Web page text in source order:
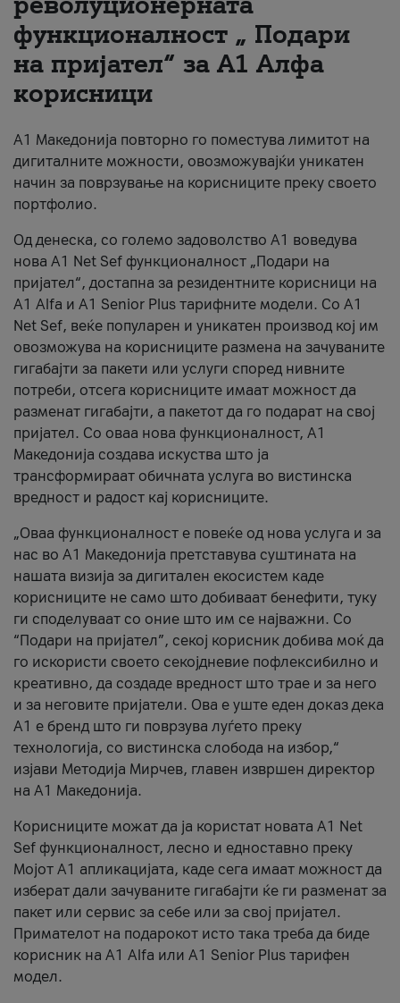
За нас
#ПодобарОнлајн
функционалност „ Подари
на пријател“ за А1 Алфа
корисници
А1 Македонија повторно го поместува лимитот на
дигиталните можности, овозможувајќи уникатен
начин за поврзување на корисниците преку своето
портфолио.
Од денеска, со големо задоволство А1 воведува
нова A1 Net Sef функционалност „Подари на
пријател“, достапна за резидентните корисници на
А1 Alfa и A1 Senior Plus тарифните модели. Со A1
Net Sef, веќе популарен и уникатен производ кој им
овозможува на корисниците размена на зачуваните
гигабајти за пакети или услуги според нивните
потреби, отсега корисниците имаат можност да
разменат гигабајти, а пакетот да го подарат на свој
пријател. Со оваа нова функционалност, А1
Македонија создава искуства што ја
трансформираат обичната услуга во вистинска
вредност и радост кај корисниците.
„Оваа функционалност е повеќе од нова услуга и за
нас во А1 Македонија претставува суштината на
нашата визија за дигитален екосистем каде
корисниците не само што добиваат бенефити, туку
ги споделуваат со оние што им се најважни. Со
“Подари на пријател”, секој корисник добива моќ да
го искористи своето секојдневие пофлексибилно и
креативно, да создаде вредност што трае и за него
и за неговите пријатели. Ова е уште еден доказ дека
А1 е бренд што ги поврзува луѓето преку
технологија, со вистинска слобода на избор,“
изјави Методија Мирчев, главен извршен директор
на А1 Македонија.
Корисниците можат да ја користат новата А1 Net
Sef функционалност, лесно и едноставно преку
Мојот А1 апликацијата, каде сега имаат можност да
изберат дали зачуваните гигабајти ќе ги разменат за
пакет или сервис за себе или за свој пријател.
Примателот на подарокот исто така треба да биде
корисник на А1 Alfa или A1 Senior Plus тарифен
модел.